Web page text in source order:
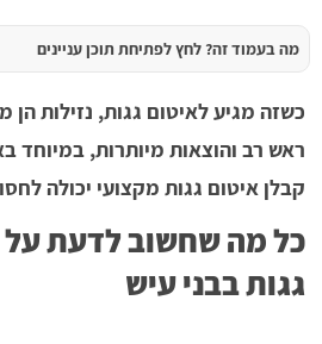
מה בעמוד זה? לחץ לפתיחת תוכן עניינים
כשזה מגיע לאיטום גגות, נזילות
ראש רב והוצאות מיותרות, במיוחד
קבלן איטום גגות מקצועי יכולה
כל מה שחשוב לדעת על
גגות בבני עיש